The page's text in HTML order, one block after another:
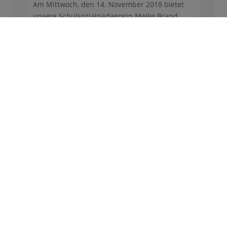
Am Mittwoch, den 14. November 2018 bietet
unsere Schulsozialpädagogin Meike Brand